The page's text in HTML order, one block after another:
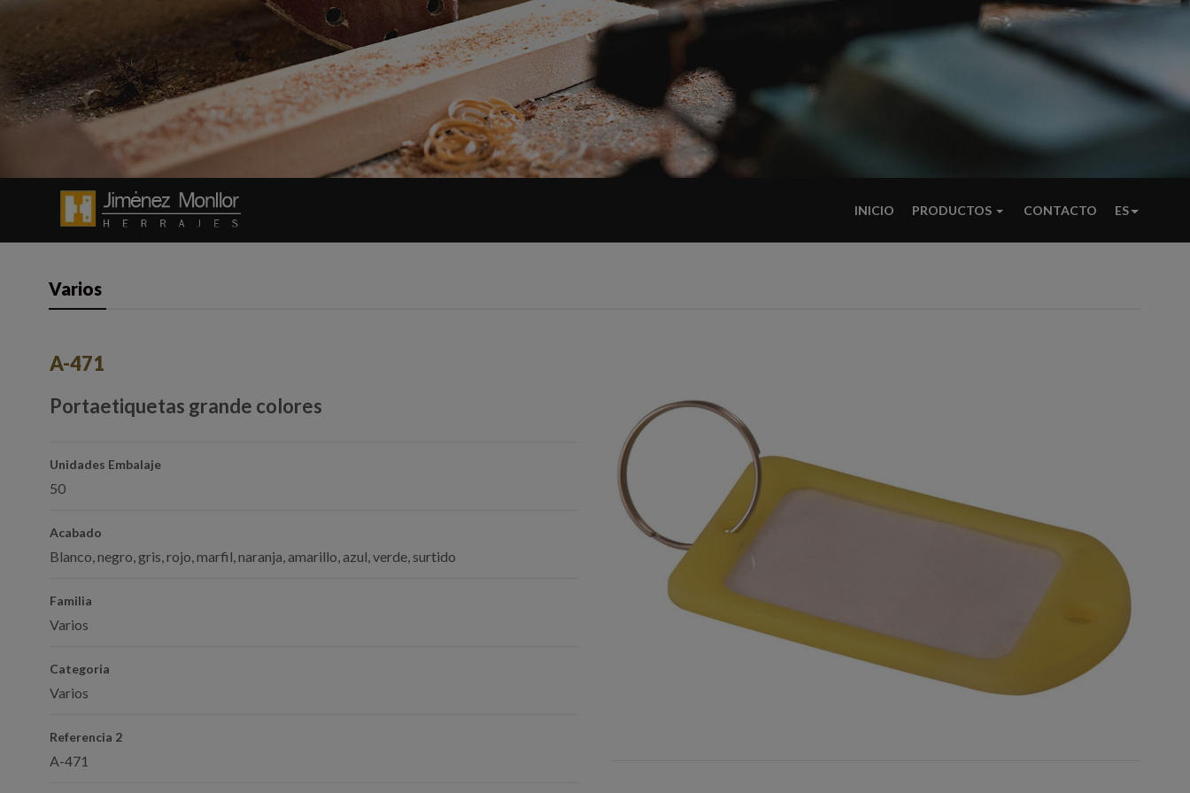
INICIO PRODUCTOS CONTACTO ES
Varios
A-471
Portaetiquetas grande colores
Unidades Embalaje
50
Acabado
Blanco, negro, gris, rojo, marfil, naranja, amarillo, azul, verde, surtido
Familia
Varios
Categoria
Varios
Referencia 2
A-471